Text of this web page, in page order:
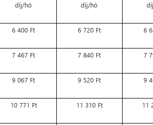
díj/hó
díj/hó
6 400 Ft 6 720 Ft 6
7 467 Ft 7 840 Ft 7
9 067 Ft 9 520 Ft 9
10 771 Ft 11 310 Ft 11